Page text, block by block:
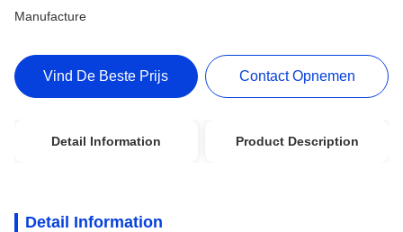
Manufacture
Vind De Beste Prijs Contact Opnemen
Detail Information Product Description
Detail Information